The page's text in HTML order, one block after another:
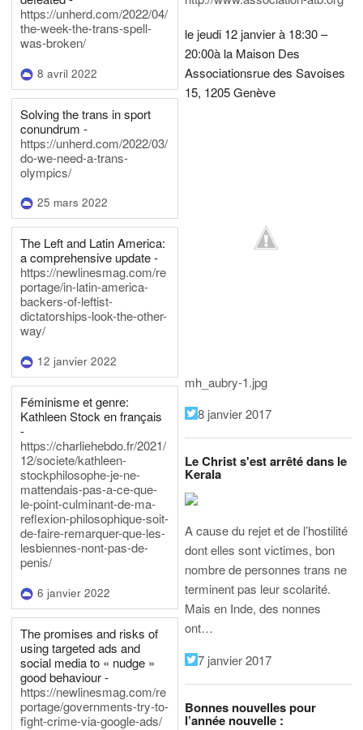
https://unherd.com/2022/04/
the-week-the-trans-spell-
was-broken/
8 avril 2022
Solving the trans in sport
conundrum -
https://unherd.com/2022/03/
do-we-need-a-trans-
olympics/
25 mars 2022
The Left and Latin America:
a comprehensive update -
https://newlinesmag.com/re
portage/in-latin-america-
backers-of-leftist-
dictatorships-look-the-other-
way/
12 janvier 2022
Féminisme et genre:
Kathleen Stock en français
-
https://charliehebdo.fr/2021/
12/societe/kathleen-
stockphilosophe-je-ne-
mattendais-pas-a-ce-que-
le-point-culminant-de-ma-
reflexion-philosophique-soit-
de-faire-remarquer-que-les-
lesbiennes-nont-pas-de-
penis/
6 janvier 2022
The promises and risks of
using targeted ads and
social media to « nudge »
good behaviour -
https://newlinesmag.com/re
portage/governments-try-to-
fight-crime-via-google-ads/
le jeudi 12 janvier à 18:30 –
20:00à la Maison Des
Associationsrue des Savoises
15, 1205 Genève
mh_aubry-1.jpg
8 janvier 2017
Le Christ s'est arrêté dans le
Kerala
A cause du rejet et de l’hostilité
dont elles sont victimes, bon
nombre de personnes trans ne
terminent pas leur scolarité.
Mais en Inde, des nonnes
ont…
7 janvier 2017
Bonnes nouvelles pour
l’année nouvelle :